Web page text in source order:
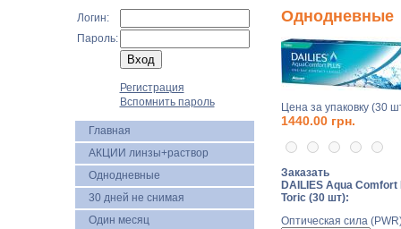
Логин:
Пароль:
Регистрация
Вспомнить пароль
Главная
АКЦИИ линзы+раствор
Однодневные
30 дней не снимая
Один месяц
Однодневные
Цена за упаковку (30
1440.00 грн.
Заказать
DAILIES Aqua Comfort
Toric (30 шт):
Оптическая сила